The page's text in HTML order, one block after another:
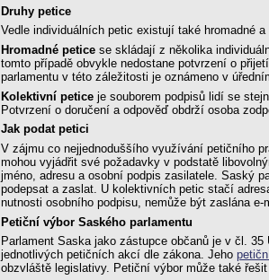
Druhy petice
Vedle individuálních petic existují také hromadné
Hromadné petice se skládají z několika
tomto případě obvykle nedostane potvrzení o
parlamentu v této záležitosti je oznámeno v
Kolektivní petice je souborem podpisů lidí se
Potvrzení o doručení a odpověď obdrží osoba
Jak podat petici
V zájmu co nejjednoduššího využívání petičního
mohou vyjádřit své požadavky v podstatě
jméno, adresu a osobní podpis zasilatele. Saský
podepsat a zaslat. U kolektivních petic stačí
nutnosti osobního podpisu, nemůže být zaslána e-
Petiční výbor Saského parlamentu
Parlament Saska jako zástupce občanů je v čl.
jednotlivých petičních akcí dle zákona. Jeho
obzvláště legislativy. Petiční výbor může také